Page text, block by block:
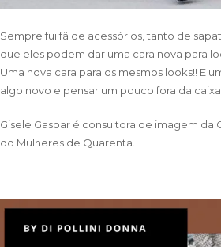
Sempre fui fã de acessórios, tanto de
que eles podem dar uma cara nova para
Uma nova cara para os mesmos looks!! E
algo novo e pensar um pouco fora da
Gisele Gaspar é consultora de imagem da
do Mulheres de Quarenta